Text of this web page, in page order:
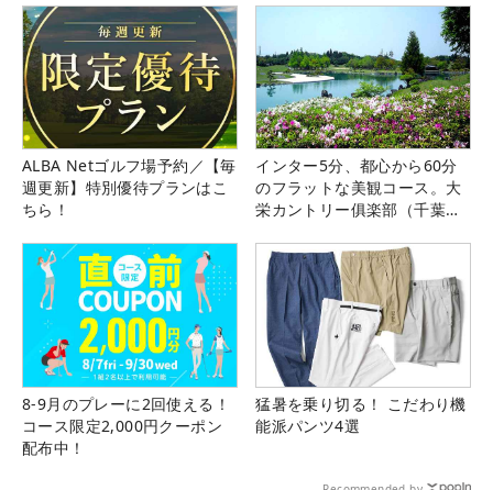
ALBA Netゴルフ場予約／【毎
週更新】特別優待プランはこ
ちら！
インター5分、都心から60分
のフラットな美観コース。大
栄カントリー俱楽部（千葉
8-9月のプレーに2回使える！
コース限定2,000円クーポン
配布中！
猛暑を乗り切る！ こだわり機
能派パンツ4選